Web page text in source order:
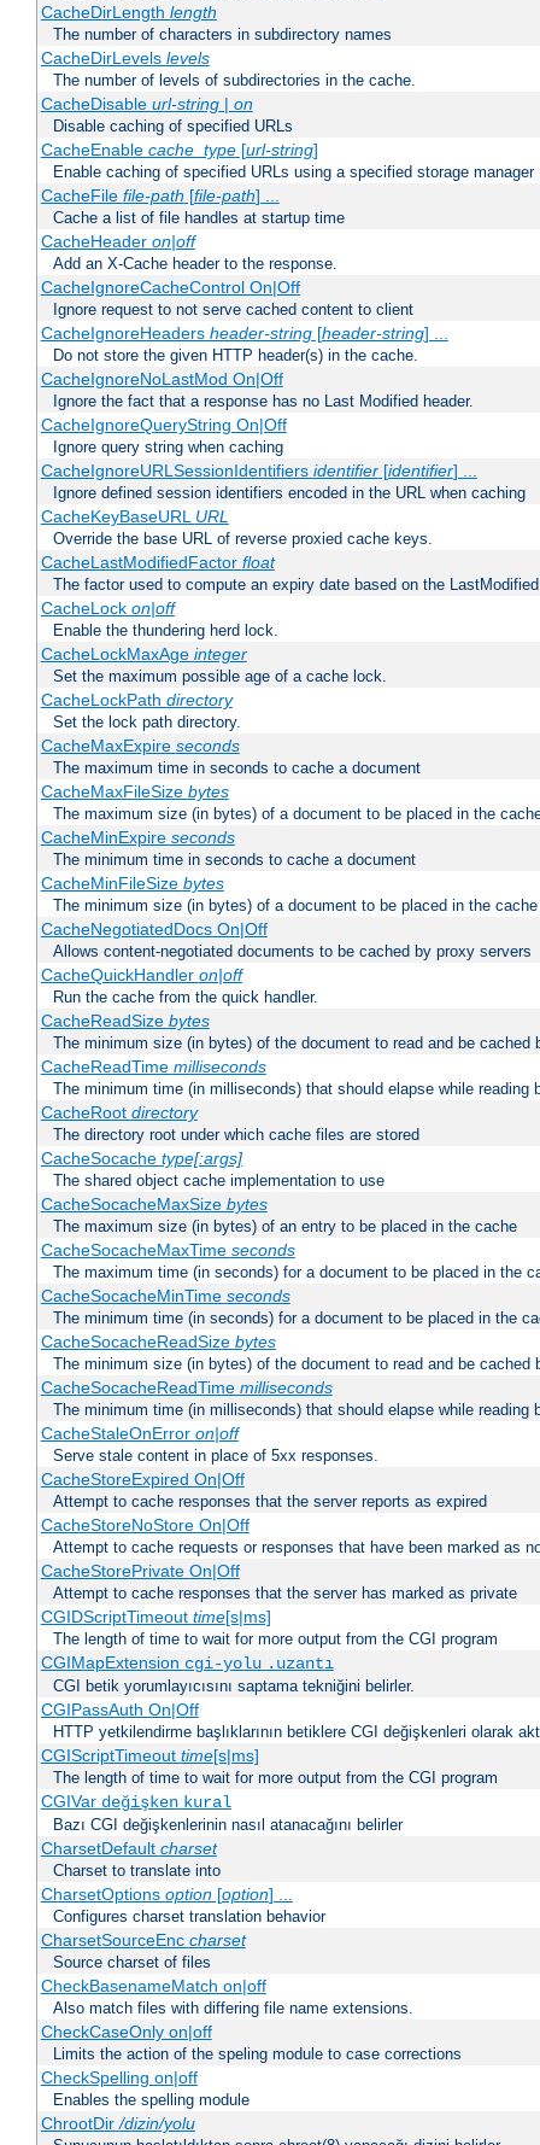
CacheDirLength length
The number of characters in subdirectory names
CacheDirLevels levels
The number of levels of subdirectories in the cache.
CacheDisable url-string| on
Disable caching of specified URLs
CacheEnable cache_type[url-string]
Enable caching of specified URLs using a specified storage manager
CacheFile file-path [file-path] ...
Cache a list of file handles at startup time
CacheHeader on|off
Add an X-Cache header to the response.
CacheIgnoreCacheControl On|Off
Ignore request to not serve cached content to client
CacheIgnoreHeaders header-string[header-string] ...
Do not store the given HTTP header(s) in the cache.
CacheIgnoreNoLastMod On|Off
Ignore the fact that a response has no Last Modified header.
CacheIgnoreQueryString On|Off
Ignore query string when caching
CacheIgnoreURLSessionIdentifiers identifier[identifier] ...
Ignore defined session identifiers encoded in the URL when caching
CacheKeyBaseURL URL
Override the base URL of reverse proxied cache keys.
CacheLastModifiedFactor float
The factor used to compute an expiry date based on the
CacheLock on|off
Enable the thundering herd lock.
CacheLockMaxAge integer
Set the maximum possible age of a cache lock.
CacheLockPath directory
Set the lock path directory.
CacheMaxExpire seconds
The maximum time in seconds to cache a document
CacheMaxFileSize bytes
The maximum size (in bytes) of a document to be placed in the
CacheMinExpire seconds
The minimum time in seconds to cache a document
CacheMinFileSize bytes
The minimum size (in bytes) of a document to be placed in the cache
CacheNegotiatedDocs On|Off
Allows content-negotiated documents to be cached by proxy servers
CacheQuickHandler on|off
Run the cache from the quick handler.
CacheReadSize bytes
The minimum size (in bytes) of the document to read and be cached
CacheReadTime milliseconds
The minimum time (in milliseconds) that should elapse while reading
CacheRoot directory
The directory root under which cache files are stored
CacheSocache type[:args]
The shared object cache implementation to use
CacheSocacheMaxSize bytes
The maximum size (in bytes) of an entry to be placed in the cache
CacheSocacheMaxTime seconds
The maximum time (in seconds) for a document to be placed in the
CacheSocacheMinTime seconds
The minimum time (in seconds) for a document to be placed in the
CacheSocacheReadSize bytes
The minimum size (in bytes) of the document to read and be cached
CacheSocacheReadTime milliseconds
The minimum time (in milliseconds) that should elapse while reading
CacheStaleOnError on|off
Serve stale content in place of 5xx responses.
CacheStoreExpired On|Off
Attempt to cache responses that the server reports as expired
CacheStoreNoStore On|Off
Attempt to cache requests or responses that have been marked as
CacheStorePrivate On|Off
Attempt to cache responses that the server has marked as private
CGIDScriptTimeout time[s|ms]
The length of time to wait for more output from the CGI program
CGIMapExtension cgi-yolu .uzantı
CGI betik yorumlayıcısını saptama tekniğini belirler.
CGIPassAuth On|Off
HTTP yetkilendirme başlıklarının betiklere CGI değişkenleri olarak
CGIScriptTimeout time[s|ms]
The length of time to wait for more output from the CGI program
CGIVar değişken kural
Bazı CGI değişkenlerinin nasıl atanacağını belirler
CharsetDefault charset
Charset to translate into
CharsetOptions option[option] ...
Configures charset translation behavior
CharsetSourceEnc charset
Source charset of files
CheckBasenameMatch on|off
Also match files with differing file name extensions.
CheckCaseOnly on|off
Limits the action of the speling module to case corrections
CheckSpelling on|off
Enables the spelling module
ChrootDir/dizin/yolu